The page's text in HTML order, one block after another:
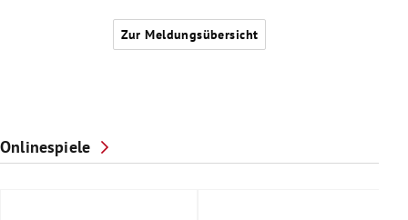
Zur Meldungsübersicht
Onlinespiele